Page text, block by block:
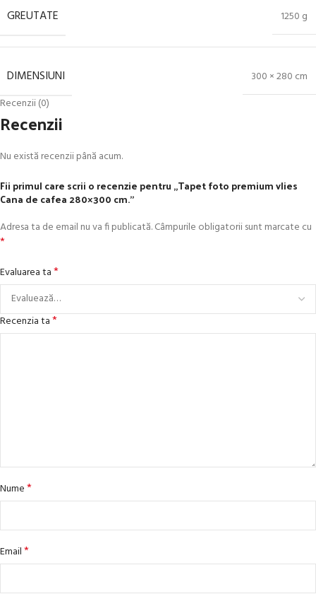
GREUTATE 1250 g
DIMENSIUNI
300 × 280 cm
Recenzii (0)
Recenzii
Nu există recenzii până acum.
Fii primul care scrii o recenzie pentru „Tapet foto premium vlies
Cana de cafea 280×300 cm.”
Adresa ta de email nu va fi publicată.Câmpurile obligatorii sunt marcate cu
*
Evaluarea ta*
Recenzia ta*
Nume*
Email*